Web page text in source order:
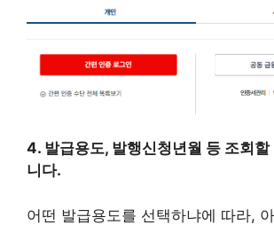
4. 발급용도, 발행신청년월 등 조회
니다.
어떤 발급용도를 선택하냐에 따라,